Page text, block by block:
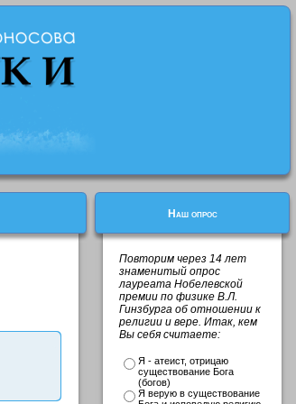
Наш опрос
Повторим через 14 лет
знаменитый опрос
лауреата Нобелевской
премии по физике В.Л.
Гинзбурга об отношении к
религии и вере. Итак, кем
Вы себя считаете:
Я - атеист, отрицаю
существование Бога
(богов)
Я верую в существование